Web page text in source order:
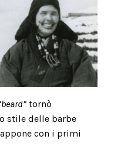
tornò
stile delle barbe
con i primi